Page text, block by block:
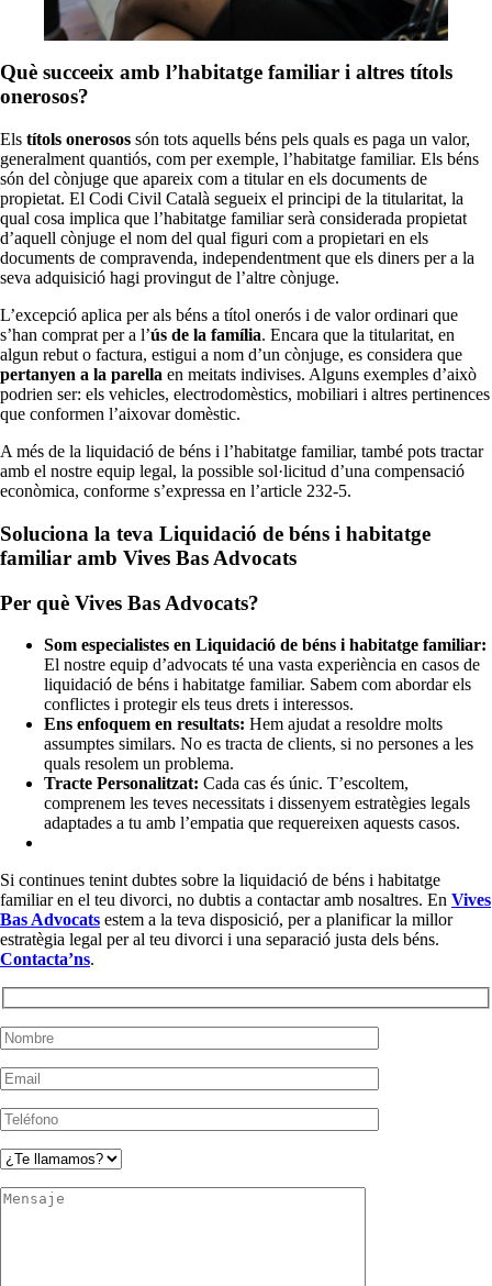
Què succeeix amb l’habitatge familiar i altres títols
onerosos?
Els títols onerosos són tots aquells béns pels quals es paga un valor,
generalment quantiós, com per exemple, l’habitatge familiar. Els béns
són del cònjuge que apareix com a titular en els documents de
propietat. El Codi Civil Català segueix el principi de la titularitat, la
qual cosa implica que l’habitatge familiar serà considerada propietat
d’aquell cònjuge el nom del qual figuri com a propietari en els
documents de compravenda, independentment que els diners per a la
seva adquisició hagi provingut de l’altre cònjuge.
L’excepció aplica per als béns a títol onerós i de valor ordinari que
s’han comprat per a l’ús de la família. Encara que la titularitat, en
algun rebut o factura, estigui a nom d’un cònjuge, es considera que
pertanyen a la parella en meitats indivises. Alguns exemples d’això
podrien ser: els vehicles, electrodomèstics, mobiliari i altres pertinences
que conformen l’aixovar domèstic.
A més de la liquidació de béns i l’habitatge familiar, també pots tractar
amb el nostre equip legal, la possible sol·licitud d’una compensació
econòmica, conforme s’expressa en l’article 232-5.
Soluciona la teva Liquidació de béns i habitatge
familiar amb Vives Bas Advocats
Per què Vives Bas Advocats?
Som especialistes en Liquidació de béns i habitatge familiar:
El nostre equip d’advocats té una vasta experiència en casos de
liquidació de béns i habitatge familiar. Sabem com abordar els
conflictes i protegir els teus drets i interessos.
Ens enfoquem en resultats: Hem ajudat a resoldre molts
assumptes similars. No es tracta de clients, si no persones a les
quals resolem un problema.
Tracte Personalitzat: Cada cas és únic. T’escoltem,
comprenem les teves necessitats i dissenyem estratègies legals
adaptades a tu amb l’empatia que requereixen aquests casos.
Si continues tenint dubtes sobre la liquidació de béns i habitatge
familiar en el teu divorci, no dubtis a contactar amb nosaltres. En Vives
Bas Advocats estem a la teva disposició, per a planificar la millor
estratègia legal per al teu divorci i una separació justa dels béns.
Contacta’ns.